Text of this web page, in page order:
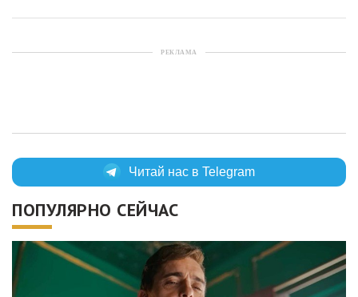
РЕКЛАМА
Читай нас в Telegram
ПОПУЛЯРНО СЕЙЧАС